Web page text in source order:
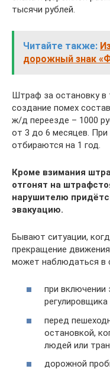
тысячи рублей.
Читайте также:
дорожный знак
Штраф за остановку
создание помех
ж/д переезде – 1000
от 3 до 6 месяцев.
отбираются на 1 год.
Кроме взимания
отгонят на
нарушителю
эвакуацию.
Бывают ситуации,
прекращение
может наблюдаться в
при
перед
остановкой,
людей или
дорожной